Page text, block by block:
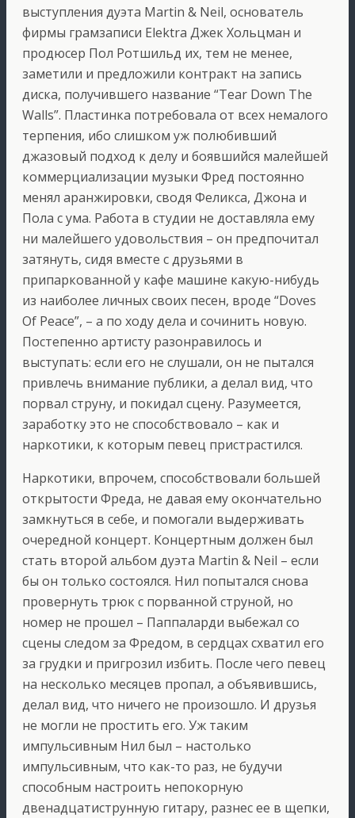
выступления дуэта Martin & Neil, основатель
фирмы грамзаписи Elektra Джек Хольцман и
продюсер Пол Ротшильд их, тем не менее,
заметили и предложили контракт на запись
диска, получившего название “Tear Down The
Walls”. Пластинка потребовала от всех немалого
терпения, ибо слишком уж полюбивший
джазовый подход к делу и боявшийся малейшей
коммерциализации музыки Фред постоянно
менял аранжировки, сводя Феликса, Джона и
Пола с ума. Работа в студии не доставляла ему
ни малейшего удовольствия – он предпочитал
затянуть, сидя вместе с друзьями в
припаркованной у кафе машине какую-нибудь
из наиболее личных своих песен, вроде “Doves
Of Peace”, – а по ходу дела и сочинить новую.
Постепенно артисту разонравилось и
выступать: если его не слушали, он не пытался
привлечь внимание публики, а делал вид, что
порвал струну, и покидал сцену. Разумеется,
заработку это не способствовало – как и
наркотики, к которым певец пристрастился.
Наркотики, впрочем, способствовали большей
открытости Фреда, не давая ему окончательно
замкнуться в себе, и помогали выдерживать
очередной концерт. Концертным должен был
стать второй альбом дуэта Martin & Neil – если
бы он только состоялся. Нил попытался снова
провернуть трюк с порванной струной, но
номер не прошел – Паппаларди выбежал со
сцены следом за Фредом, в сердцах схватил его
за грудки и пригрозил избить. После чего певец
на несколько месяцев пропал, а объявившись,
делал вид, что ничего не произошло. И друзья
не могли не простить его. Уж таким
импульсивным Нил был – настолько
импульсивным, что как-то раз, не будучи
способным настроить непокорную
двенадцатиструнную гитару, разнес ее в щепки,